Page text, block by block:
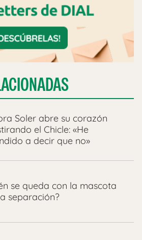
Soler abre su corazón
el Chicle: «He
a decir que no»
se queda con la mascota
separación?